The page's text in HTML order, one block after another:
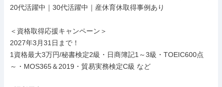
20代活躍中｜30代活躍中｜産休育休取得事例あり
＜資格取得応援キャンペーン＞
2027年3月31日まで！
1資格最大3万円/秘書検定2級・日商簿記1～3級・TOEIC600点
～・MOS365＆2019・貿易実務検定C級 など